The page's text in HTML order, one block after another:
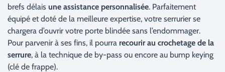
brefs délais une assistance personnalisée. Parfaitement
équipé et doté de la meilleure expertise, votre serrurier se
chargera d’ouvrir votre porte blindée sans l’endommager.
Pour parvenir à ses fins, il pourra recourir au crochetage de la
serrure, à la technique de by-pass ou encore au bump keying
(clé de frappe).